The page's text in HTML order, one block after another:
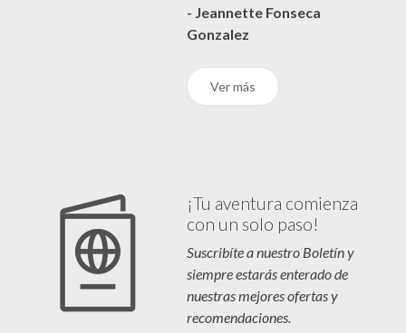
- Jeannette Fonseca
Gonzalez
Ver más
¡Tu aventura comienza
con un solo paso!
Suscribíte a nuestro Boletín y
siempre estarás enterado de
nuestras mejores ofertas y
recomendaciones.